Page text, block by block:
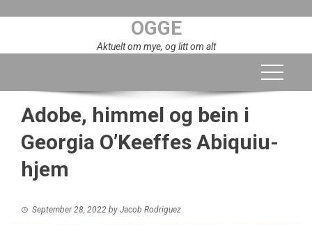
OGGE
Aktuelt om mye, og litt om alt
Adobe, himmel og bein i
Georgia O’Keeffes Abiquiu-
hjem
September 28, 2022 by Jacob Rodriguez